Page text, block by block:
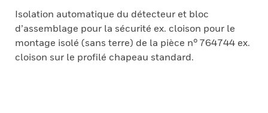
Isolation automatique du détecteur et bloc
d’assemblage pour la sécurité ex. cloison pour le
montage isolé (sans terre) de la pièce n° 764744 ex.
cloison sur le profilé chapeau standard.